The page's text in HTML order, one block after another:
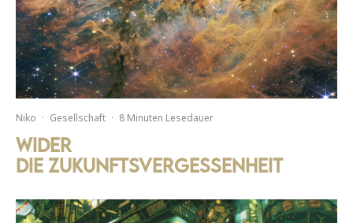
Niko · Gesellschaft · 8 Minuten Lesedauer
Wider
die Zukunftsvergessenheit